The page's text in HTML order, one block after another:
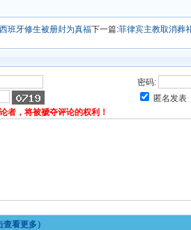
班牙修生被册封为真福下一篇:菲律宾主教取消葬
密码:
匿名发表
者，将被褫夺评论的权利！
看更多）